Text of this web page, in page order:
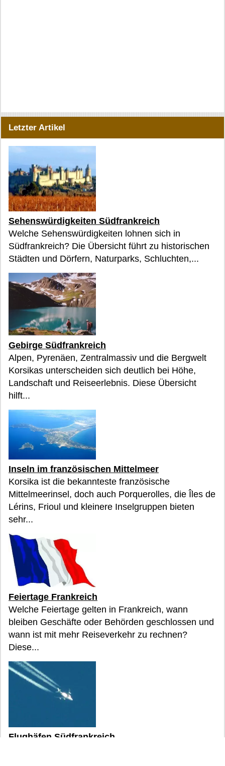
Letzter Artikel
Sehenswürdigkeiten Südfrankreich
Welche Sehenswürdigkeiten lohnen sich in
Südfrankreich? Die Übersicht führt zu historischen
Städten und Dörfern, Naturparks, Schluchten,...
Gebirge Südfrankreich
Alpen, Pyrenäen, Zentralmassiv und die Bergwelt
Korsikas unterscheiden sich deutlich bei Höhe,
Landschaft und Reiseerlebnis. Diese Übersicht
hilft...
Inseln im französischen Mittelmeer
Korsika ist die bekannteste französische
Mittelmeerinsel, doch auch Porquerolles, die Îles de
Lérins, Frioul und kleinere Inselgruppen bieten
sehr...
Feiertage Frankreich
Welche Feiertage gelten in Frankreich, wann
bleiben Geschäfte oder Behörden geschlossen und
wann ist mit mehr Reiseverkehr zu rechnen?
Diese...
Flughäfen Südfrankreich